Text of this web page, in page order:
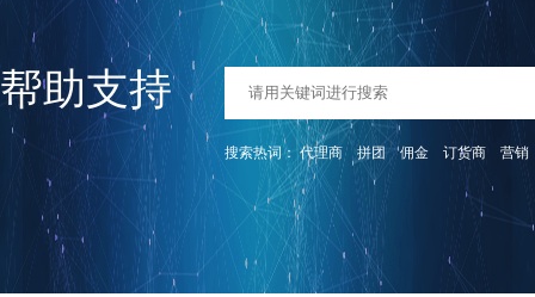
微分销
快速搭建微信分销商城
分销小程序
专注裂变的分销小程序
直播分销
私域直播分销带货系统
视频号直播
抢占视频号流量阵地
二级分销
代理分销
积分商城
优惠券
了解更多产
母婴行业解决方案
一站式赋能母婴品牌商智慧经营
行业销售渠道解决方案
帮助商家拓展销售新渠道
直播带货解决方案
开通微信+小程序+APP直播带货系统
传
帮助
微
18年专注全产业SaaS产品服务
帮助支持
搜索热词：代理商 拼团 佣金 订货商 营销